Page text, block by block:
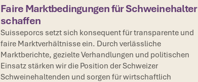
Faire Marktbedingungen für Schweinehalter
schaffen
Suisseporcs setzt sich konsequent für transparente und
faire Marktverhältnisse ein. Durch verlässliche
Marktberichte, gezielte Verhandlungen und politischen
Einsatz stärken wir die Position der Schweizer
Schweinehaltenden und sorgen für wirtschaftlich